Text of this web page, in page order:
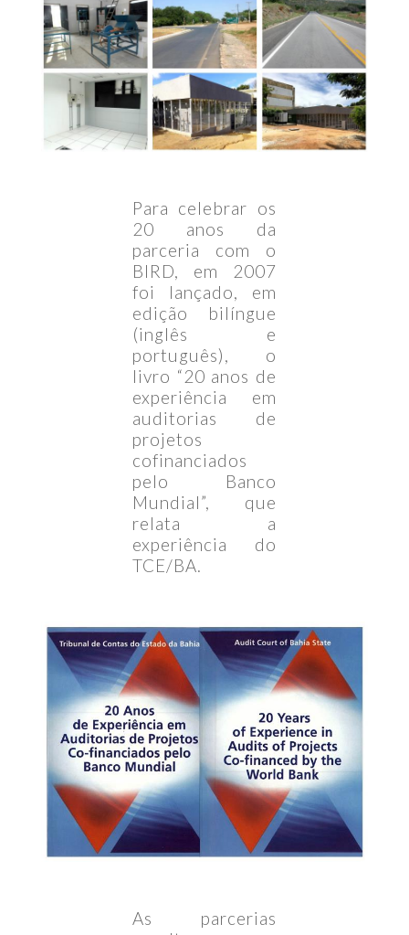
Para celebrar os
20 anos da
parceria com o
BIRD, em 2007
foi lançado, em
edição bilíngue
(inglês e
português), o
livro “20 anos de
experiência em
auditorias de
projetos
cofinanciados
pelo Banco
Mundial”, que
relata a
experiência do
TCE/BA.
As parcerias